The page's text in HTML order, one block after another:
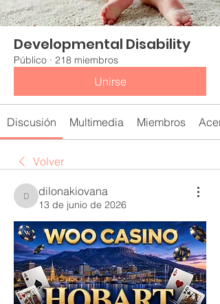
Developmental Disability
Público · 218 miembros
Unirse
Discusión Multimedia Miembros
Volver
dilonakiovana
dilonakiovana
13 de junio de 2026